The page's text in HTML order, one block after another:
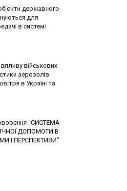
державного
для
в системі
військових
аерозолів
в Україні та
“СИСТЕМА
ДОПОМОГИ В
І ПЕРСПЕКТИВИ”